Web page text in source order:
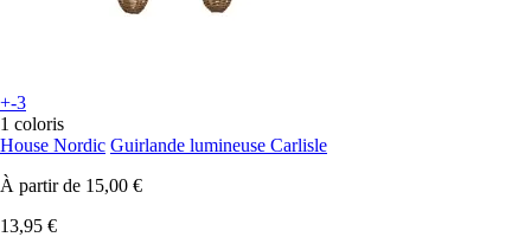
+-3
1 coloris
House Nordic Guirlande lumineuse Carlisle
À partir de 15,00 €
13,95 €